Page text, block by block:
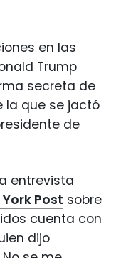
en las
Trump
secreta de
la que se jactó
de
entrevista
York Post sobre
cuenta con
dijo